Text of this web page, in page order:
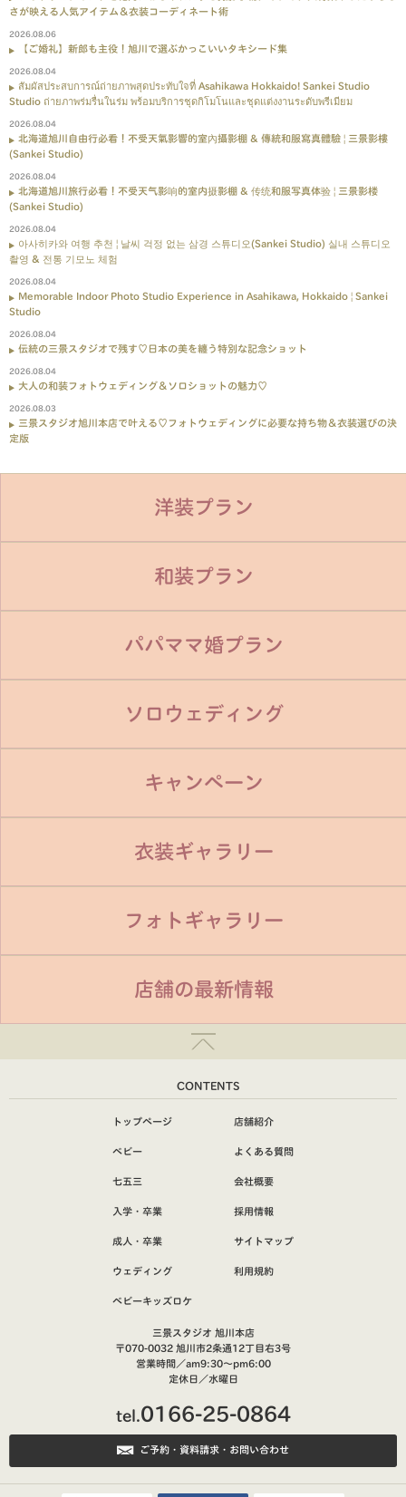
さが映える人気アイテム＆衣装コーディネート術
2026.08.06
【ご婚礼】新郎も主役！旭川で選ぶかっこいいタキシード集
2026.08.04
สัมผัสประสบการณ์ถ่ายภาพสุดประทับใจที่ Asahikawa Hokkaido! Sankei Studio
Studio ถ่ายภาพร่มรื่นในร่ม พร้อมบริการชุดกิโมโนและชุดแต่งงานระดับพรีเมียม
2026.08.04
北海道旭川自由行必看！不受天氣影響的室內攝影棚 & 傳統和服寫真體驗 | 三景影樓
(Sankei Studio)
2026.08.04
北海道旭川旅行必看！不受天气影响的室内摄影棚 & 传统和服写真体验 | 三景影楼
(Sankei Studio)
2026.08.04
아사히카와 여행 추천 | 날씨 걱정 없는 삼경 스튜디오(Sankei Studio) 실내 스튜디오
촬영 & 전통 기모노 체험
2026.08.04
Memorable Indoor Photo Studio Experience in Asahikawa, Hokkaido | Sankei
Studio
2026.08.04
伝統の三景スタジオで残す♡日本の美を纏う特別な記念ショット
2026.08.04
大人の和装フォトウェディング＆ソロショットの魅力♡
2026.08.03
三景スタジオ旭川本店で叶える♡フォトウェディングに必要な持ち物＆衣装選びの決
定版
洋装プラン
和装プラン
パパママ婚プラン
ソロウェディング
キャンペーン
衣装ギャラリー
フォトギャラリー
店舗の最新情報
CONTENTS
トップページ
ベビー
七五三
入学・卒業
成人・卒業
ウェディング
ベビーキッズロケ
店舗紹介
よくある質問
会社概要
採用情報
サイトマップ
利用規約
三景スタジオ 旭川本店
〒070-0032 旭川市2条通12丁目右3号
営業時間／am9:30～pm6:00
定休日／水曜日
tel.0166-25-0864
ご予約・資料請求・お問い合わせ